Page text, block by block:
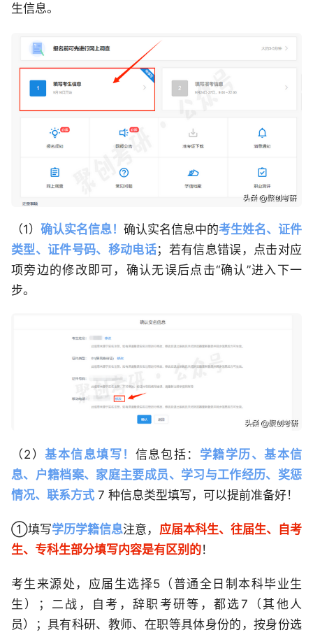
生信息。
（1） 确认实名信息！ 确认实名信息中的考生姓名、证件
类型、证件号码、移动电话；若有信息错误，点击对应
项旁边的修改即可，确认无误后点击“确认”进入下一
步。
（2）基本信息填写！ 信息包括： 学籍学历、基本信
息、户籍档案、家庭主要成员、学习与工作经历、奖惩
情况、联系方式 7 种信息类型填写，可以提前准备好！
①填写学历学籍信息注意， 应届本科生、往届生、自考
生、专科生部分填写内容是有区别的！
考生来源处，应届生选择5（普通全日制本科毕业生
生）；二战，自考，辞职考研等，都选7（其他人
员）；具有科研、教师、在职等具体身份的，按身份选